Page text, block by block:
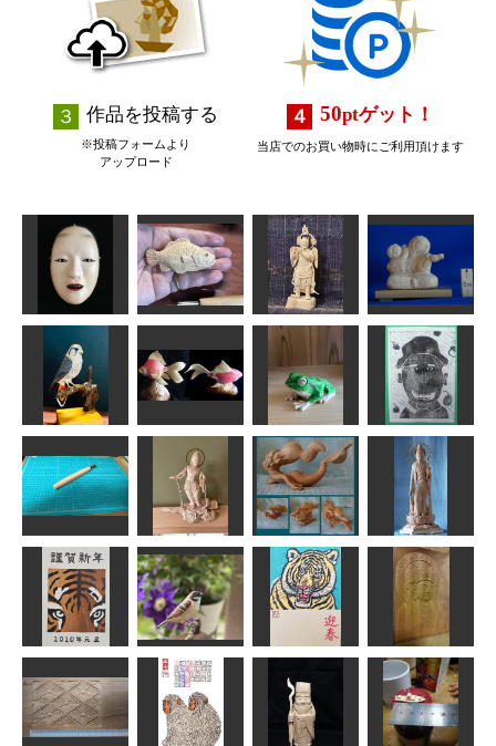
作品を投稿する
※投稿フォームより
アップロード
50ptゲット！
当店でのお買い物時にご利用頂けます
増女
msuganuma
根魚 迦楼羅像
みっちゃん
爺と孫
ta-chann
チョウゲンボ
ウ（長元坊）
玉サバ(金魚)
inos
干支 アマ
ガエル
合之内麻呂
りんごに囲ま
れている自分
KEN
彫刻刀 風紋
１号
風紋
雲中供養菩薩
像南20号
みっちゃん
アリエル 聖観音立像
合之内麻呂
年賀状「寅」
１
道刃物★所蔵参考
スズメ
年賀状「寅」3
道刃物★所蔵参考
聖観音レリー
フ